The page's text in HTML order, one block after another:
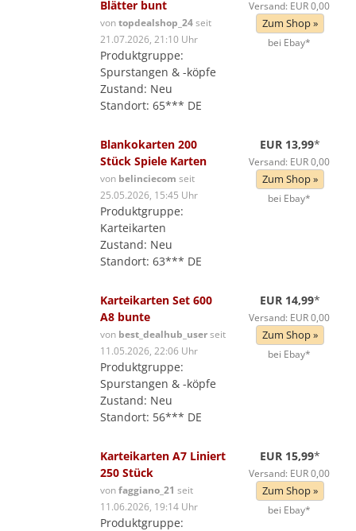
Blätter bunt
vontopdealshop_24seit
21.07.2026, 21:10 Uhr
Produktgruppe:
Spurstangen & -köpfe
Zustand: Neu
Standort: 65*** DE
Versand: EUR 0,00
Zum Shop »
bei Ebay*
Blankokarten 200
Stück Spiele Karten
von belinciecom seit
25.05.2026, 15:45 Uhr
Produktgruppe:
Karteikarten
Zustand: Neu
Standort: 63*** DE
EUR 13,99*
Versand: EUR 0,00
Zum Shop »
bei Ebay*
Karteikarten Set 600
A8 bunte
von best_dealhub_userseit
11.05.2026, 22:06 Uhr
Produktgruppe:
Spurstangen & -köpfe
Zustand: Neu
Standort: 56*** DE
EUR 14,99*
Versand: EUR 0,00
Zum Shop »
bei Ebay*
Karteikarten A7 Liniert
250 Stück
vonfaggiano_21 seit
11.06.2026, 19:14 Uhr
Produktgruppe:
EUR 15,99*
Versand: EUR 0,00
Zum Shop »
bei Ebay*